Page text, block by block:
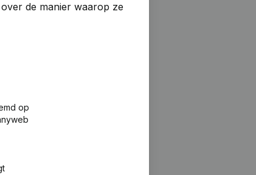
de manier waarop ze
op